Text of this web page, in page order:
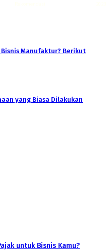
Manufaktur? Berikut
yang Biasa Dilakukan
untuk Bisnis Kamu?